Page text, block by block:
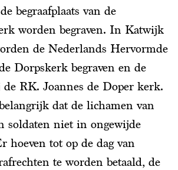
begraafplaats van de
worden begraven. In Katwijk
de Nederlands Hervormde
Dorpskerk begraven en de
RK. Joannes de Doper kerk.
dat de lichamen van
soldaten niet in ongewijde
hoeven tot op de dag van
te worden betaald, de